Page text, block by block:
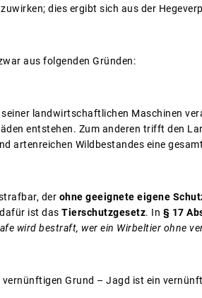
dies ergibt sich aus der
aus folgenden Gründen:
landwirtschaftlichen Maschinen
entstehen. Zum anderen trifft den
artenreichen Wildbestandes eine
der ohne geeignete eigene
ist das Tierschutzgesetz. In § 17
wird bestraft, wer ein Wirbeltier ohne
Grund – Jagd ist ein